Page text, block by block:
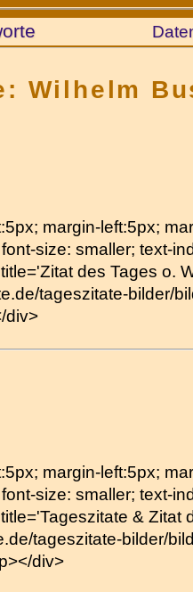
Wilhelm
margin-left:5px;
size: smaller; text-
des Tages o.
tageszitate-bilder/
div>
margin-left:5px;
size: smaller; text-
& Zitat
tageszitate-bilder/
div>